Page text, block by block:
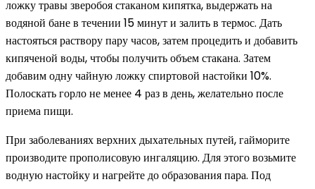
ложку травы зверобоя стаканом кипятка, выдержать на
водяной бане в течении 15 минут и залить в термос. Дать
настояться раствору пару часов, затем процедить и добавить
кипяченой воды, чтобы получить объем стакана. Затем
добавим одну чайную ложку спиртовой настойки 10%.
Полоскать горло не менее 4 раз в день, желательно после
приема пищи.
При заболеваниях верхних дыхательных путей, гайморите
производите прополисовую ингаляцию. Для этого возьмите
водную настойку и нагрейте до образования пара. Под